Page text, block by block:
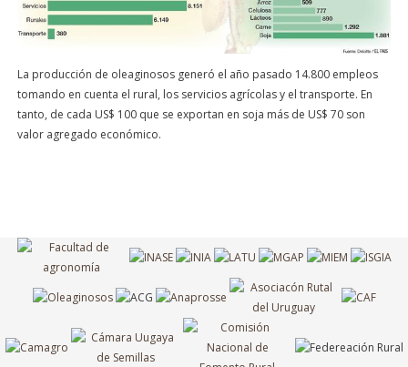
La producción de oleaginosos generó el año pasado 14.800 empleos
tomando en cuenta el rural, los servicios agrícolas y el transporte. En
tanto, de cada US$ 100 que se exportan en soja más de US$ 70 son
valor agregado económico.